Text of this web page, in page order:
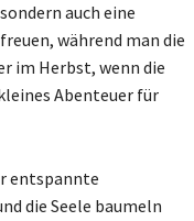
auch eine
während man die
im Herbst, wenn die
Abenteuer für
entspannte
die Seele baumeln